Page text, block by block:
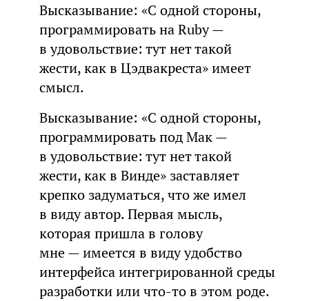
Высказывание: «С одной стороны,
программировать на Ruby —
в удовольствие: тут нет такой
жести, как в Цэдвакреста» имеет
смысл.
Высказывание: «С одной стороны,
программировать под Мак —
в удовольствие: тут нет такой
жести, как в Винде» заставляет
крепко задуматься, что же имел
в виду автор. Первая мысль,
которая пришла в голову
мне — имеется в виду удобство
интерфейса интегрированной среды
разработки или что-то в этом роде.